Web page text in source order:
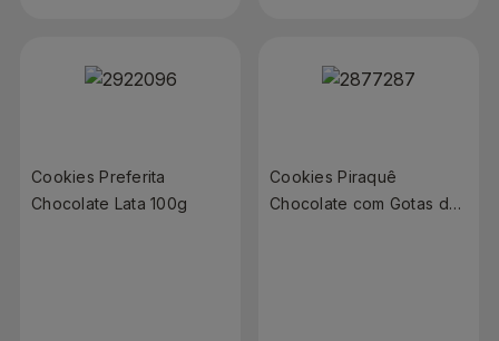
Cookies Preferita
Chocolate Lata 100g
Cookies Piraquê
Chocolate com Gotas de